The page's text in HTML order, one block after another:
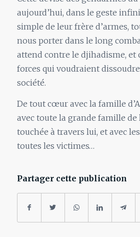
aujourd’hui, dans le geste
simple de leur frère d’armes,
nous porter dans le long
attend contre le djihadisme, et
forces qui voudraient
société.
De tout cœur avec la famille
avec toute la grande famille de
touchée à travers lui, et avec
toutes les victimes…
Partager cette publication